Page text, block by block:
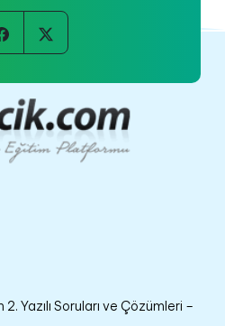
2. Yazılı Soruları ve Çözümleri –